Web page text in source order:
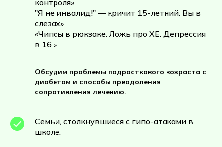
контроля»
"Я не инвалид!" — кричит 15-летний. Вы в
слезах»
«Чипсы в рюкзаке. Ложь про ХЕ. Депрессия
в 16 »
Обсудим проблемы подросткового возраста с
диабетом и способы преодоления
сопротивления лечению.
Семьи, столкнувшиеся с гипо-атаками в
школе.